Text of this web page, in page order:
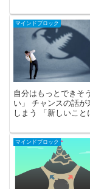
マインドブロック
自分はもっとできそ
い」 チャンスの話
しまう 「新しいこ
マインドブロック